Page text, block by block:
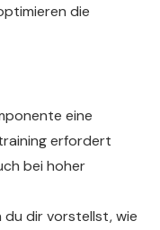
die
eine
erfordert
bei hoher
du dir vorstellst, wie